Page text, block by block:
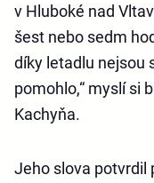
v Hluboké nad
šest nebo sedm
díky letadlu nejsou
pomohlo,“ myslí si
Kachyňa.
Jeho slova potvrdil